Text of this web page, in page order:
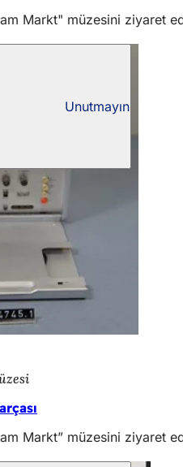
Markt" müzesini ziyaret
Unutmayın
Markt” müzesini